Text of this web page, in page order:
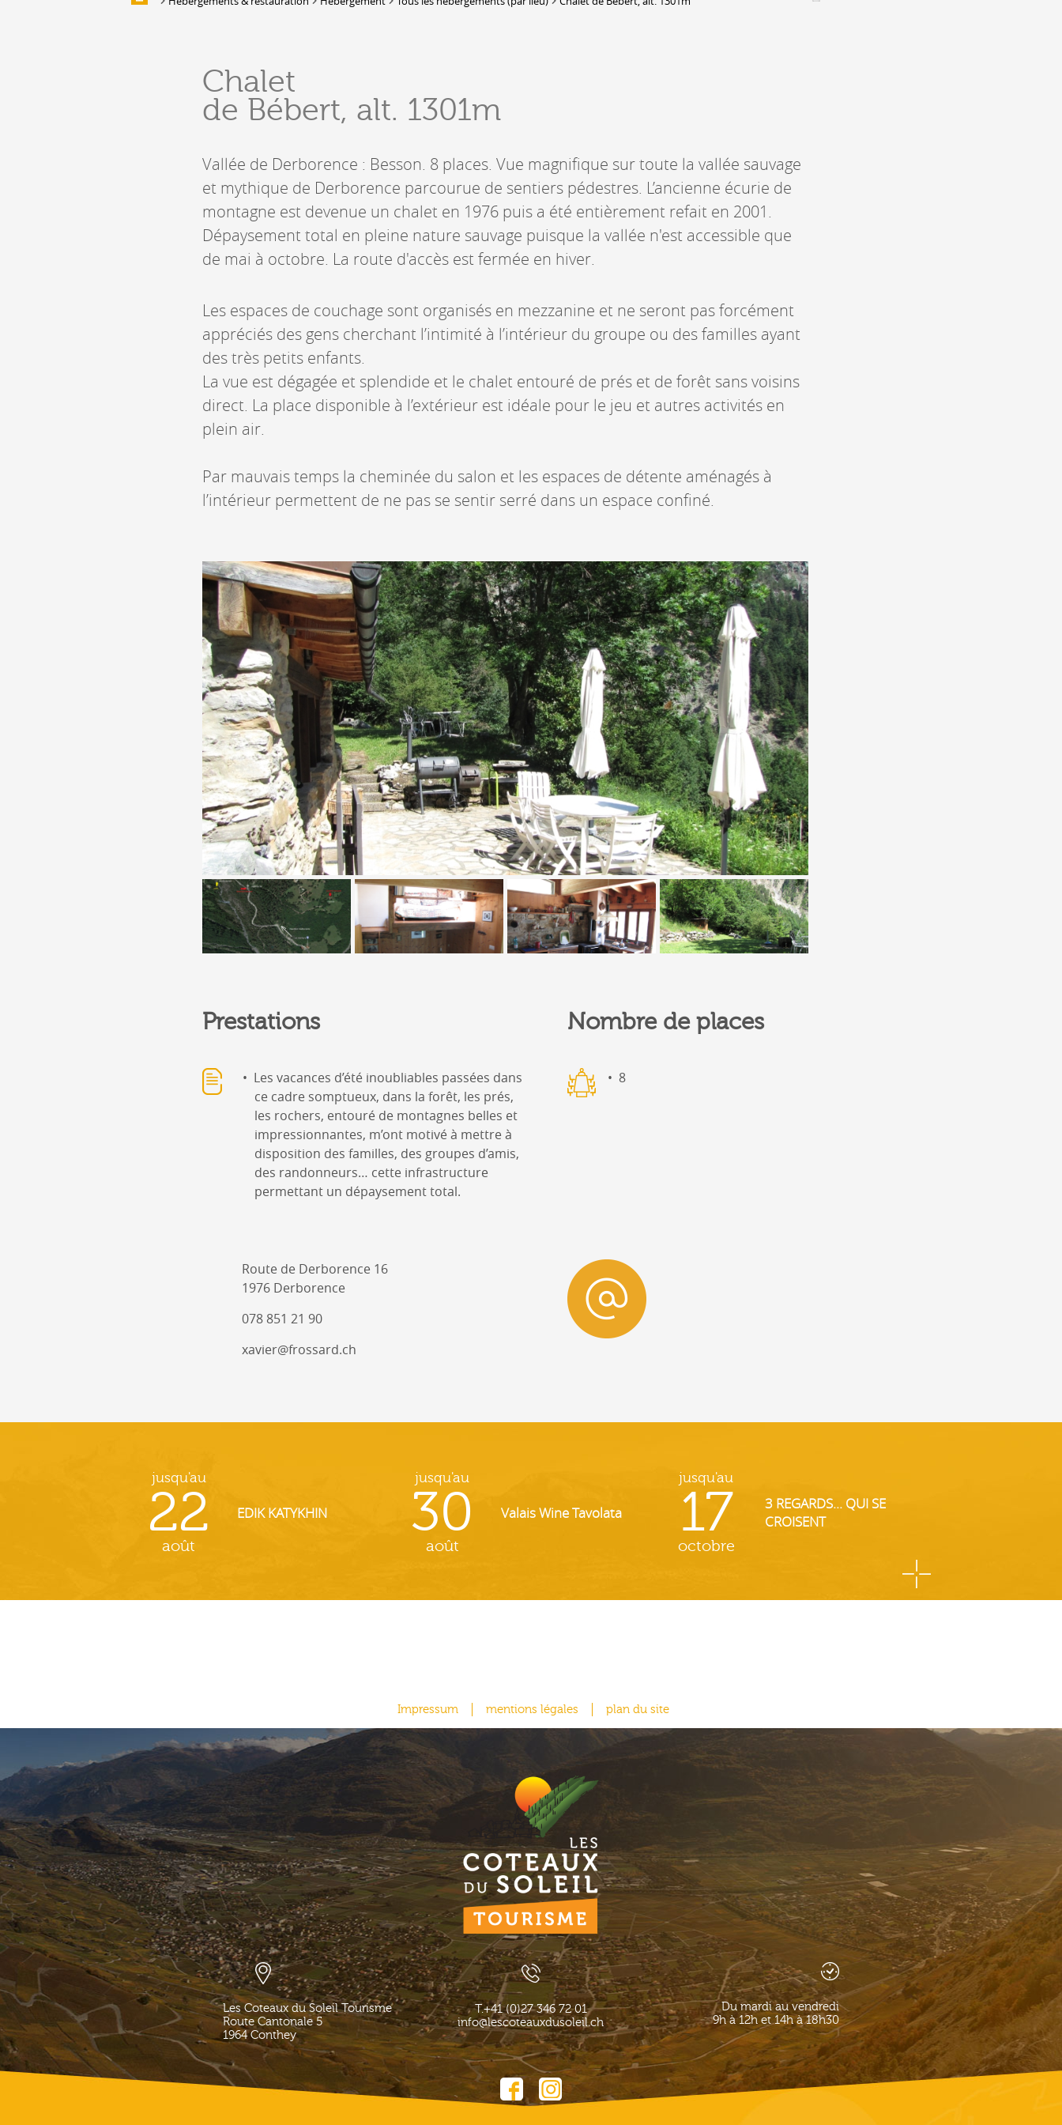
HÉBERGEMENTS &
RESTAURATION
Hébergement
Bars, Cafés, Restaurants &
Caveaux de dégustation
Présentation & vidéos
Géologie, faune et flore
Mayens et alpages
Hébergement
Accès
Annoncer une nouvelle société
Lire et/ou s'inscrire à la newsletter
Figurer sur notre newsletter
Boîtes à idées
Chalet
de Bébert, alt. 1301m
Vallée de Derborence : Besson. 8 places. Vue magnifique sur toute la vallée sauvage
et mythique de Derborence parcourue de sentiers pédestres. L’ancienne écurie de
montagne est devenue un chalet en 1976 puis a été entièrement refait en 2001.
Dépaysement total en pleine nature sauvage puisque la vallée n'est accessible que
de mai à octobre. La route d'accès est fermée en hiver.
Les espaces de couchage sont organisés en mezzanine et ne seront pas forcément
appréciés des gens cherchant l’intimité à l’intérieur du groupe ou des familles ayant
des très petits enfants.
La vue est dégagée et splendide et le chalet entouré de prés et de forêt sans voisins
direct. La place disponible à l’extérieur est idéale pour le jeu et autres activités en
plein air.
Par mauvais temps la cheminée du salon et les espaces de détente aménagés à
l’intérieur permettent de ne pas se sentir serré dans un espace confiné.
Prestations
Les vacances d’été inoubliables passées dans
ce cadre somptueux, dans la forêt, les prés,
les rochers, entouré de montagnes belles et
impressionnantes, m’ont motivé à mettre à
disposition des familles, des groupes d’amis,
des randonneurs… cette infrastructure
permettant un dépaysement total.
Nombre de places
8
Route de Derborence 16
1976 Derborence
078 851 21 90
xavier@frossard.ch
jusqu'au
22
août
EDIK KATYKHIN
jusqu'au
30
août
Valais Wine Tavolata
jusqu'au
17
octobre
3 REGARDS... QUI SE
CROISENT
Impressum mentions légales plan du site
Les Coteaux du Soleil Tourisme
Route Cantonale 5
1964 Conthey
T.+41 (0)27 346 72 01
info@lescoteauxdusoleil.ch
Du mardi au vendredi
9h à 12h et 14h à 18h30